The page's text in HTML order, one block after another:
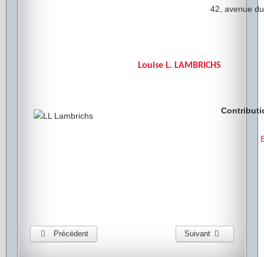
42, avenue
Louise L. LAMBRICHS
Précédent Suivant